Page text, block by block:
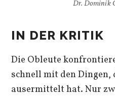
Dr. Dominik
IN DER KRITIK
Die Obleute
schnell mit den Dingen,
ausermittelt hat. Nur